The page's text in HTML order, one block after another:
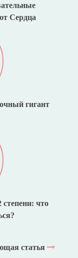
Сердца
гигант
что
статья